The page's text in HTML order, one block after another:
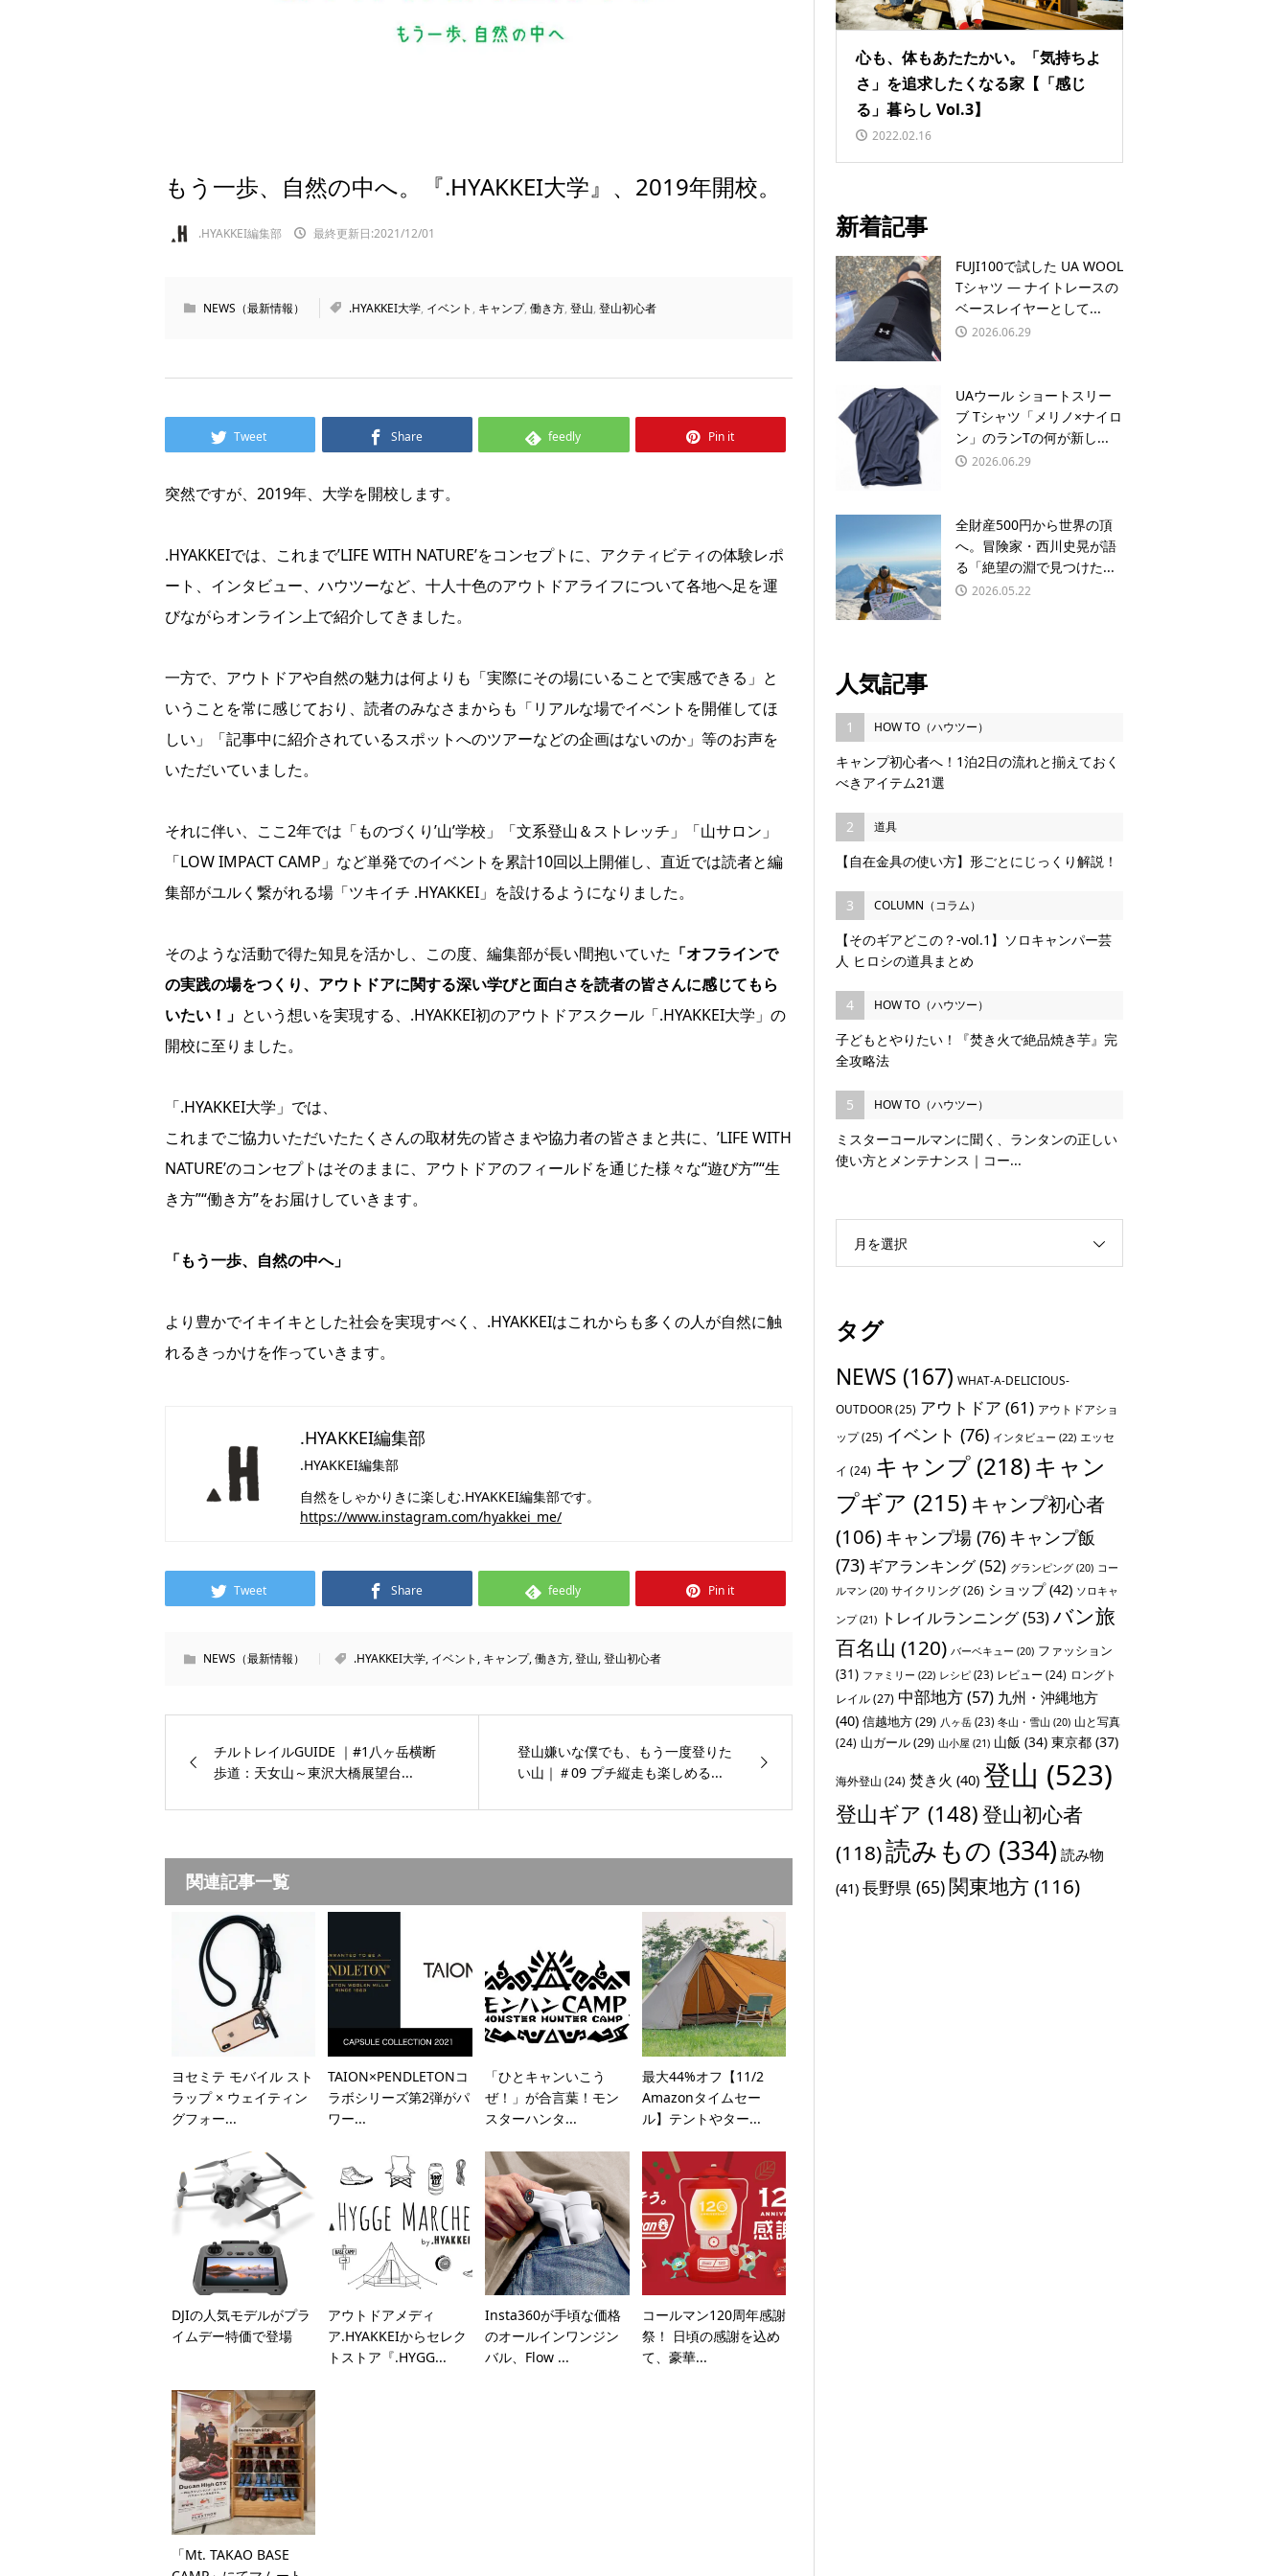
もう一歩、自然の中へ。『.HYAKKEI大学』、2019年開校。
.HYAKKEI編集部 最終更新日:2021/12/01
NEWS（最新情報） .HYAKKEI大学, イベント , キャンプ, 働き方, 登山, 登山初心者
Tweet Share feedly Pin it
突然ですが、2019年、大学を開校します。
.HYAKKEIでは、これまで’LIFE WITH NATURE’をコンセプトに、アクティビティの体験レポ
ート、インタビュー、ハウツーなど、十人十色のアウトドアライフについて各地へ足を運
びながらオンライン上で紹介してきました。
一方で、アウトドアや自然の魅力は何よりも「実際にその場にいることで実感できる」と
いうことを常に感じており、読者のみなさまからも「リアルな場でイベントを開催してほ
しい」「記事中に紹介されているスポットへのツアーなどの企画はないのか」等のお声を
いただいていました。
それに伴い、ここ2年では「ものづくり’山’学校」「文系登山＆ストレッチ」「山サロン」
「LOW IMPACT CAMP」など単発でのイベントを累計10回以上開催し、直近では読者と編
集部がユルく繋がれる場「ツキイチ .HYAKKEI」を設けるようになりました。
そのような活動で得た知見を活かし、この度、編集部が長い間抱いていた 「オフラインで
の実践の場をつくり、アウトドアに関する深い学びと面白さを読者の皆さんに感じてもら
いたい！」 という想いを実現する、.HYAKKEI初のアウトドアスクール「.HYAKKEI大学」の
開校に至りました。
「.HYAKKEI大学」では、
これまでご協力いただいたたくさんの取材先の皆さまや協力者の皆さまと共に、’LIFE WITH
NATURE’のコンセプトはそのままに、アウトドアのフィールドを通じた様々な“遊び方”“生
き方”“働き方”をお届けしていきます。
「もう一歩、自然の中へ」
より豊かでイキイキとした社会を実現すべく、.HYAKKEIはこれからも多くの人が自然に触
れるきっかけを作っていきます。
.HYAKKEI編集部
.HYAKKEI編集部
自然をしゃかりきに楽しむ.HYAKKEI編集部です。
https://www.instagram.com/hyakkei_me/
Tweet Share feedly Pin it
NEWS（最新情報） .HYAKKEI大学, イベント , キャンプ,働き方,登山,登山初心者
チルトレイルGUIDE ｜#1八ヶ岳横断
歩道：天女山～東沢大橋展望台...
登山嫌いな僕でも、もう一度登りた
い山｜＃09 プチ縦走も楽しめる...
関連記事一覧
ヨセミテ モバイル スト
ラップ × ウェイティン
グフォー...
TAION×PENDLETONコ
ラボシリーズ第2弾がパ
ワー...
「ひとキャンいこう
ぜ！」が合言葉！モン
スターハンタ...
最大44%オフ【11/2
Amazonタイムセー
ル】テントやター...
DJIの人気モデルがプラ
イムデー特価で登場
アウトドアメディ
ア.HYAKKEIからセレク
トストア『.HYGG...
Insta360が手頃な価格
のオールインワンジン
バル、Flow ...
コールマン120周年感謝
祭！ 日頃の感謝を込め
て、豪華...
「Mt. TAKAO BASE
心も、体もあたたかい。「気持ちよ
さ」を追求したくなる家【「感じ
る」暮らし Vol.3】
2022.02.16
新着記事
FUJI100で試した UA WOOL
Tシャツ — ナイトレースの
ベースレイヤーとして...
2026.06.29
UAウール ショートスリー
ブ Tシャツ「メリノ×ナイロ
ン」のランTの何が新し...
2026.06.29
全財産500円から世界の頂
へ。冒険家・西川史晃が語
る「絶望の淵で見つけた...
2026.05.22
人気記事
1 HOW TO（ハウツー）
キャンプ初心者へ！1泊2日の流れと揃えておく
べきアイテム21選
2 道具
【自在金具の使い方】形ごとにじっくり解説！
3 COLUMN（コラム）
【そのギアどこの？-vol.1】ソロキャンパー芸
人 ヒロシの道具まとめ
4 HOW TO（ハウツー）
子どもとやりたい！『焚き火で絶品焼き芋』完
全攻略法
5 HOW TO（ハウツー）
ミスターコールマンに聞く、ランタンの正しい
使い方とメンテナンス｜コー...
月を選択
タグ
NEWS (167) WHAT-A-DELICIOUS-
OUTDOOR(25) アウトドア (61) アウトドアショ
ップ(25) イベント (76) インタビュー (22) エッセ
イ (24) キャンプ (218)キャン
プギア (215) キャンプ初心者
(106) キャンプ場 (76) キャンプ飯
(73) ギアランキング(52) グランピング (20) コー
ルマン (20) サイクリング(26) ショップ(42) ソロキャ
ンプ(21) トレイルランニング(53)バン旅
百名山 (120) バーベキュー (20) ファッション
(31) ファミリー (22) レシピ (23) レビュー (24) ロングト
レイル(27) 中部地方(57) 九州・沖縄地方
(40) 信越地方(29) 八ヶ岳 (23) 冬山・雪山 (20) 山と写真
(24) 山ガール(29) 山小屋 (21) 山飯 (34) 東京都 (37)
海外登山 (24) 焚き火 (40) 登山 (523)
登山ギア (148)登山初心者
(118)読みもの (334) 読み物
(41) 長野県 (65)関東地方(116)